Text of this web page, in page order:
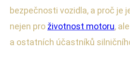
bezpečnosti vozidla, a proč je
nejen pro životnost motoru,
a ostatních účastníků